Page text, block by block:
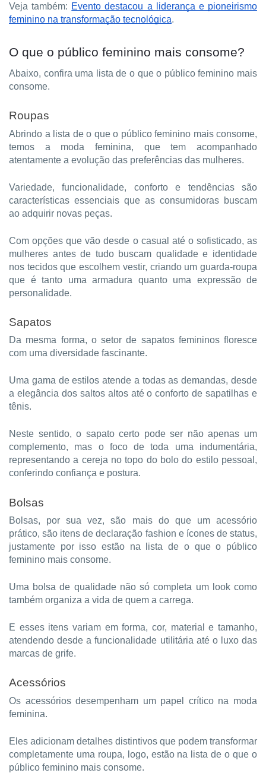
Veja também: Evento destacou a liderança e pioneirismo
feminino na transformação tecnológica.
O que o público feminino mais consome?
Abaixo, confira uma lista de o que o público feminino mais
consome.
Roupas
Abrindo a lista de o que o público feminino mais consome,
temos a moda feminina, que tem acompanhado
atentamente a evolução das preferências das mulheres.
Variedade, funcionalidade, conforto e tendências são
características essenciais que as consumidoras buscam
ao adquirir novas peças.
Com opções que vão desde o casual até o sofisticado, as
mulheres antes de tudo buscam qualidade e identidade
nos tecidos que escolhem vestir, criando um guarda-roupa
que é tanto uma armadura quanto uma expressão de
personalidade.
Sapatos
Da mesma forma, o setor de sapatos femininos floresce
com uma diversidade fascinante.
Uma gama de estilos atende a todas as demandas, desde
a elegância dos saltos altos até o conforto de sapatilhas e
tênis.
Neste sentido, o sapato certo pode ser não apenas um
complemento, mas o foco de toda uma indumentária,
representando a cereja no topo do bolo do estilo pessoal,
conferindo confiança e postura.
Bolsas
Bolsas, por sua vez, são mais do que um acessório
prático, são itens de declaração fashion e ícones de status,
justamente por isso estão na lista de o que o público
feminino mais consome.
Uma bolsa de qualidade não só completa um look como
também organiza a vida de quem a carrega.
E esses itens variam em forma, cor, material e tamanho,
atendendo desde a funcionalidade utilitária até o luxo das
marcas de grife.
Acessórios
Os acessórios desempenham um papel crítico na moda
feminina.
Eles adicionam detalhes distintivos que podem transformar
completamente uma roupa, logo, estão na lista de o que o
público feminino mais consome.